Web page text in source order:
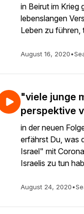
in Beirut im Krieg
lebenslangen
Leben zu führen,
August 16, 2020•
"viele junge
perspektive
in der neuen
erfährst Du, was
Israel" mit
Israelis zu tun
August 24, 2020•